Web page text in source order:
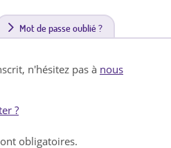
Mot de passe oublié ?
n'hésitez pas à nous
?
obligatoires.